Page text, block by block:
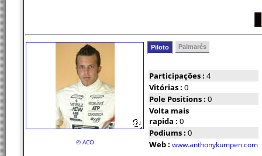
© ACO
Piloto Palmarés
Participações : 4
Vitórias : 0
Pole Positions : 0
Volta mais
rapida : 0
Podiums : 0
Web : www.anthonykumpen.com